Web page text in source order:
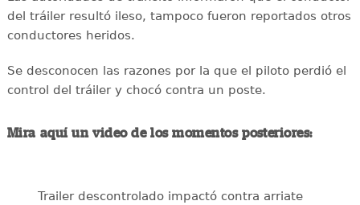
del tráiler resultó ileso, tampoco fueron reportados otros
conductores heridos.
Se desconocen las razones por la que el piloto perdió el
control del tráiler y chocó contra un poste.
Mira aquí un video de los momentos posteriores:
Trailer descontrolado impactó contra arriate